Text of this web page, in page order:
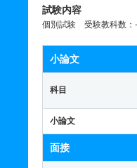
試験内容
個別試験 受験教科数
小論文
科目
小論文
面接